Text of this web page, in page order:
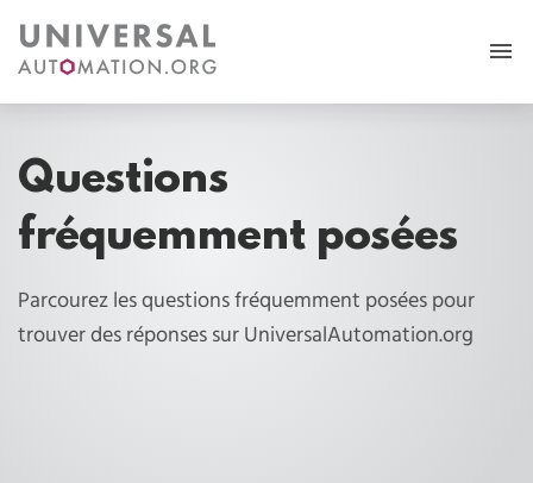
Adhésion
Revue de presse
Cas d’usage
Questions
fréquemment posées
Parcourez les questions fréquemment posées pour
trouver des réponses sur UniversalAutomation.org